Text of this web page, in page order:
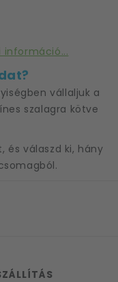
információ...
vállaljuk a
szalagra kötve
és válaszd ki, hány